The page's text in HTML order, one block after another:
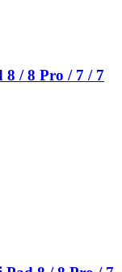
8 / 8 Pro / 7 / 7